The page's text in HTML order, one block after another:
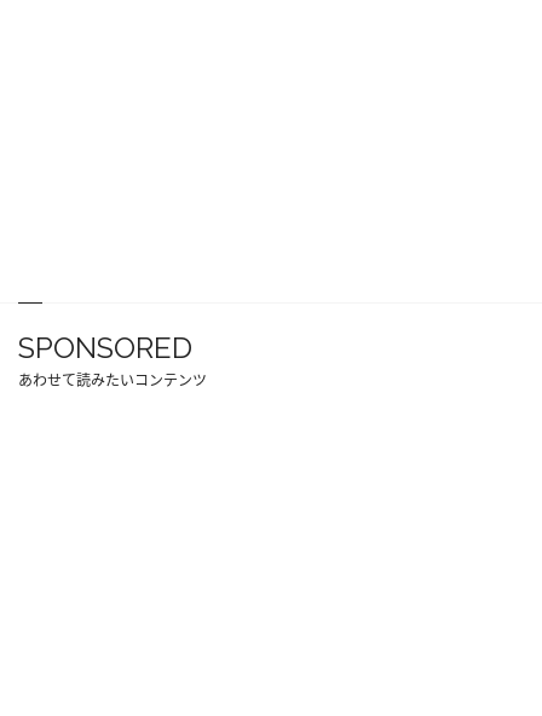
SPONSORED
あわせて読みたいコンテンツ